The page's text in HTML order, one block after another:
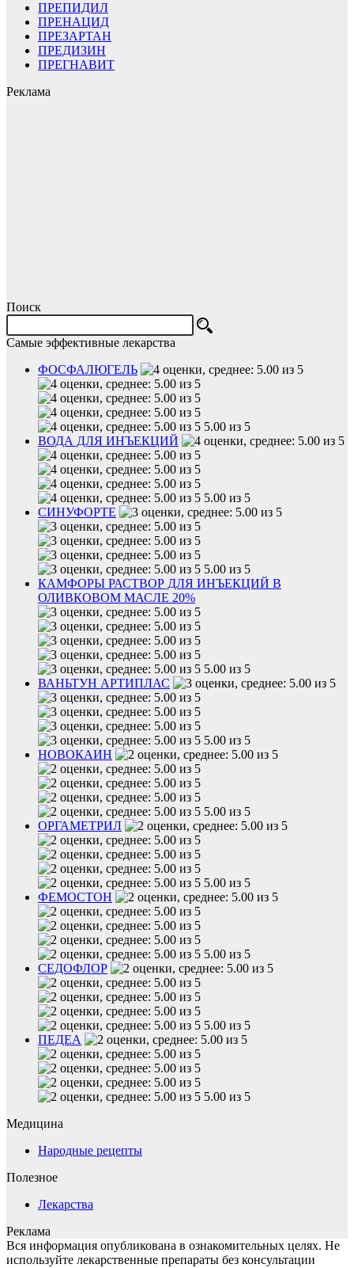
ПРЕПИДИЛ
ПРЕНАЦИД
ПРЕЗАРТАН
ПРЕДИЗИН
ПРЕГНАВИТ
Реклама
Поиск
Самые эффективные лекарства
ФОСФАЛЮГЕЛЬ
5.00 из 5
ВОДА ДЛЯ ИНЪЕКЦИЙ
5.00 из 5
СИНУФОРТЕ
5.00 из 5
КАМФОРЫ РАСТВОР ДЛЯ ИНЪЕКЦИЙ В
ОЛИВКОВОМ МАСЛЕ 20%
5.00 из 5
ВАНЬТУН АРТИПЛАС
5.00 из 5
НОВОКАИН
5.00 из 5
ОРГАМЕТРИЛ
5.00 из 5
ФЕМОСТОН
5.00 из 5
СЕДОФЛОР
5.00 из 5
ПЕДЕА
5.00 из 5
Медицина
Народные рецепты
Полезное
Лекарства
Реклама
Вся информация опубликована в ознакомительных целях. Не
используйте лекарственные препараты без консультации